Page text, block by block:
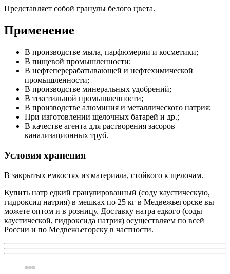
Представляет собой гранулы белого цвета.
Применение
В производстве мыла, парфюмерии и косметики;
В пищевой промышленности;
В нефтеперерабатывающей и нефтехимической
промышленности;
В производстве минеральных удобрений;
В текстильной промышленности;
В производстве алюминия и металлического натрия;
При изготовлении щелочных батарей и др.;
В качестве агента для растворения засоров
канализационных труб.
Условия хранения
В закрытых емкостях из материала, стойкого к щелочам.
Купить натр едкий гранулированный (соду каустическую,
гидроксид натрия) в мешках по 25 кг в Медвежьегорске вы
можете оптом и в розницу. Доставку натра едкого (соды
каустической, гидроксида натрия) осуществляем по всей
России и по Медвежьегорску в частности.